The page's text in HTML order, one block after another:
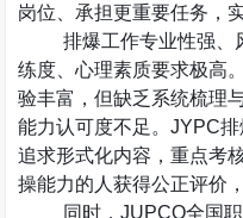
岗位、承担更重要任务，
排爆工作专业性强、
练度、心理素质要求极高
验丰富，但缺乏系统梳理
能力认可度不足。JYPC
追求形式化内容，重点考
操能力的人获得公正评价
同时， JUPCQ全国